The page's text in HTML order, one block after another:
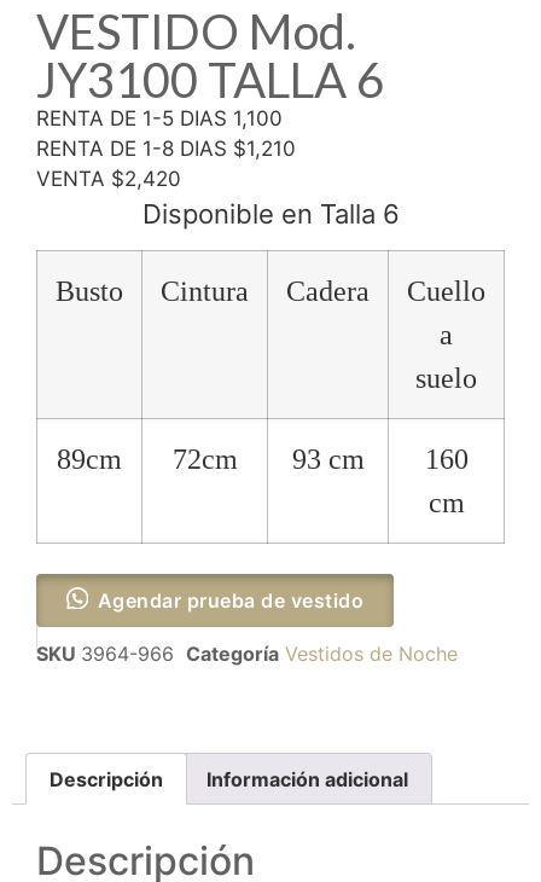
VESTIDO Mod.
JY3100 TALLA 6
RENTA DE 1-5 DIAS 1,100
RENTA DE 1-8 DIAS $1,210
VENTA $2,420
Disponible en Talla 6
Busto Cintura Cadera
Cuello
a
suelo
89cm 72cm 93 cm
160
cm
Agendar prueba de vestido
SKU 3964-966 Categoría Vestidos de Noche
Descripción Información adicional
Descripción